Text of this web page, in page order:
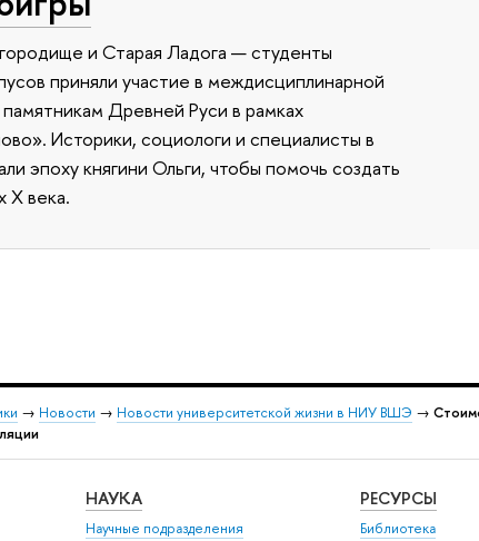
и Старая Ладога — студенты
приняли участие в междисциплинарной
Древней Руси в рамках
Историки, социологи и специалисты в
эпоху княгини Ольги, чтобы помочь создать
X века.
→ Новости → Новости университетской жизни в НИУ ВШЭ →
НАУКА
Научные подразделения
РЕСУРСЫ
Библиотека